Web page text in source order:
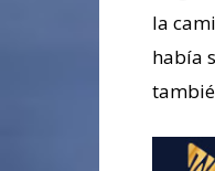
la
había